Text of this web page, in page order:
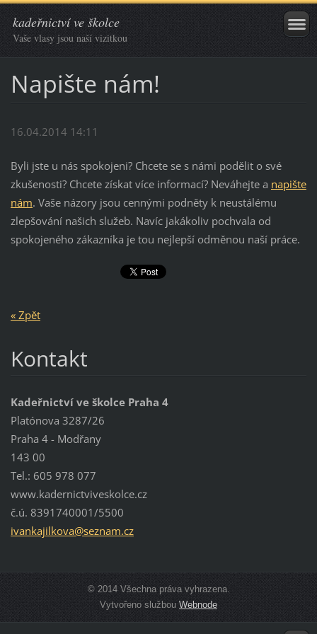
kadeřnictví ve školce
Vaše vlasy jsou naší vizitkou
Napište nám!
16.04.2014 14:11
Byli jste u nás spokojeni? Chcete se s námi podělit o své
zkušenosti? Chcete získat více informací? Neváhejte a napište
nám. Vaše názory jsou cennými podněty k neustálému
zlepšování našich služeb. Navíc jakákoliv pochvala od
spokojeného zákazníka je tou nejlepší odměnou naší práce.
« Zpět
Kontakt
Kadeřnictví ve školce Praha 4
Platónova 3287/26
Praha 4 - Modřany
143 00
Tel.: 605 978 077
www.kadernictviveskolce.cz
č.ú. 8391740001/5500
ivankajilkova@seznam.cz
© 2014 Všechna práva vyhrazena.
Vytvořeno službou Webnode